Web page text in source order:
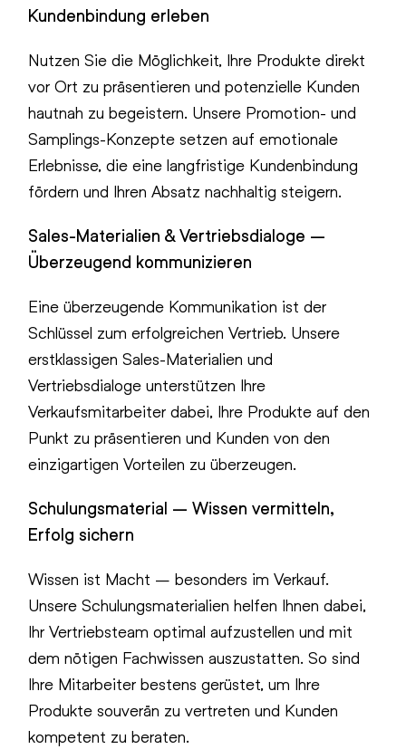
Kundenbindung erleben
Nutzen Sie die Möglichkeit, Ihre Produkte direkt
vor Ort zu präsentieren und potenzielle Kunden
hautnah zu begeistern. Unsere Promotion- und
Samplings-Konzepte setzen auf emotionale
Erlebnisse, die eine langfristige Kundenbindung
fördern und Ihren Absatz nachhaltig steigern.
Sales-Materialien & Vertriebsdialoge –
Überzeugend kommunizieren
Eine überzeugende Kommunikation ist der
Schlüssel zum erfolgreichen Vertrieb. Unsere
erstklassigen Sales-Materialien und
Vertriebsdialoge unterstützen Ihre
Verkaufsmitarbeiter dabei, Ihre Produkte auf den
Punkt zu präsentieren und Kunden von den
einzigartigen Vorteilen zu überzeugen.
Schulungsmaterial – Wissen vermitteln,
Erfolg sichern
Wissen ist Macht – besonders im Verkauf.
Unsere Schulungsmaterialien helfen Ihnen dabei,
Ihr Vertriebsteam optimal aufzustellen und mit
dem nötigen Fachwissen auszustatten. So sind
Ihre Mitarbeiter bestens gerüstet, um Ihre
Produkte souverän zu vertreten und Kunden
kompetent zu beraten.